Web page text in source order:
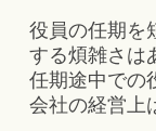
役員の任期を
する煩雑さは
任期途中での
会社の経営上